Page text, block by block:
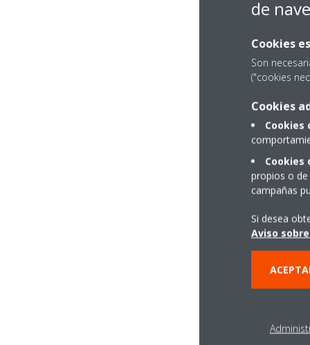
de
Cookies
Son
("cookies
Cookies
Cookies
Cookies
propios o
campañas
Si desea
Aviso